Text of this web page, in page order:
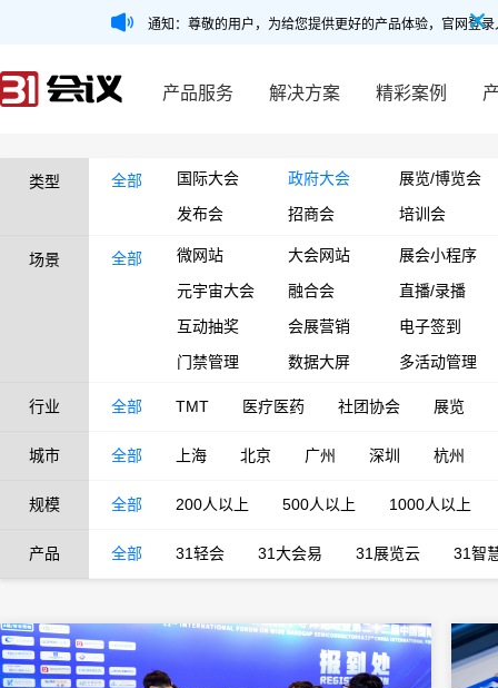
通知：尊敬的用户，为给您提供更好的产品体验，官网登
产品服务 解决方案 精彩案例
类型 全部 国际大会 政府大会
展览/博览会
发布会
招商会 培训会
场景 全部 微网站 大会网站
展会小程序
元宇宙大会
融合会
直播/录播
互动抽奖
会展营销
电子签到
门禁管理
数据大屏 多活动管理
行业 全部 TMT 医疗医药 社团协会 展览
城市 全部 上海 北京 广州 深圳 杭州
规模 全部 200人以上 500人以上 1000人以上
产品 全部 31轻会 31大会易 31展览云 31智